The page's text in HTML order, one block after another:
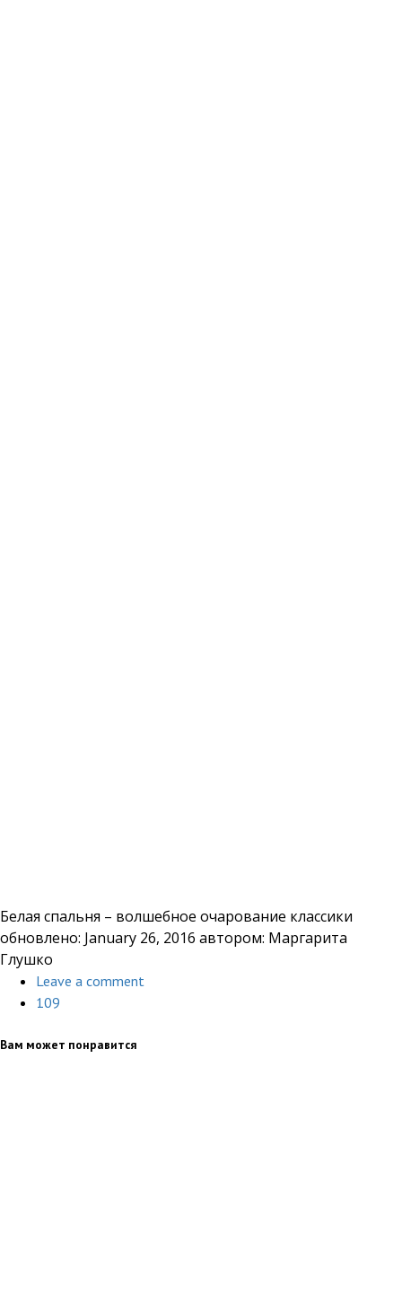
Белая спальня – волшебное очарование классики
обновлено: January 26, 2016 автором: Маргарита
Глушко
Leave a comment
109
Вам может понравится